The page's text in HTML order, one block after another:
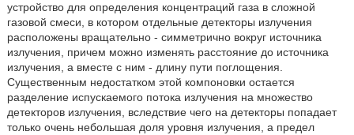
устройство для определения концентраций газа в сложной
газовой смеси, в котором отдельные детекторы излучения
расположены вращательно - симметрично вокруг источника
излучения, причем можно изменять расстояние до источника
излучения, а вместе с ним - длину пути поглощения.
Существенным недостатком этой компоновки остается
разделение испускаемого потока излучения на множество
детекторов излучения, вследствие чего на детекторы попадает
только очень небольшая доля уровня излучения, а предел